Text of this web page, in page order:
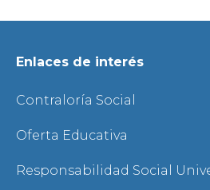
Enlaces de interés
Contraloría Social
Oferta Educativa
Responsabilidad Social